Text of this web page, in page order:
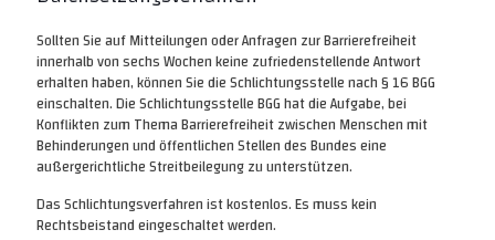
Sollten Sie auf Mitteilungen oder Anfragen zur Barrierefreiheit
innerhalb von sechs Wochen keine zufriedenstellende Antwort
erhalten haben, können Sie die Schlichtungsstelle nach § 16 BGG
einschalten. Die Schlichtungsstelle BGG hat die Aufgabe, bei
Konflikten zum Thema Barrierefreiheit zwischen Menschen mit
Behinderungen und öffentlichen Stellen des Bundes eine
außergerichtliche Streitbeilegung zu unterstützen.
Das Schlichtungsverfahren ist kostenlos. Es muss kein
Rechtsbeistand eingeschaltet werden.